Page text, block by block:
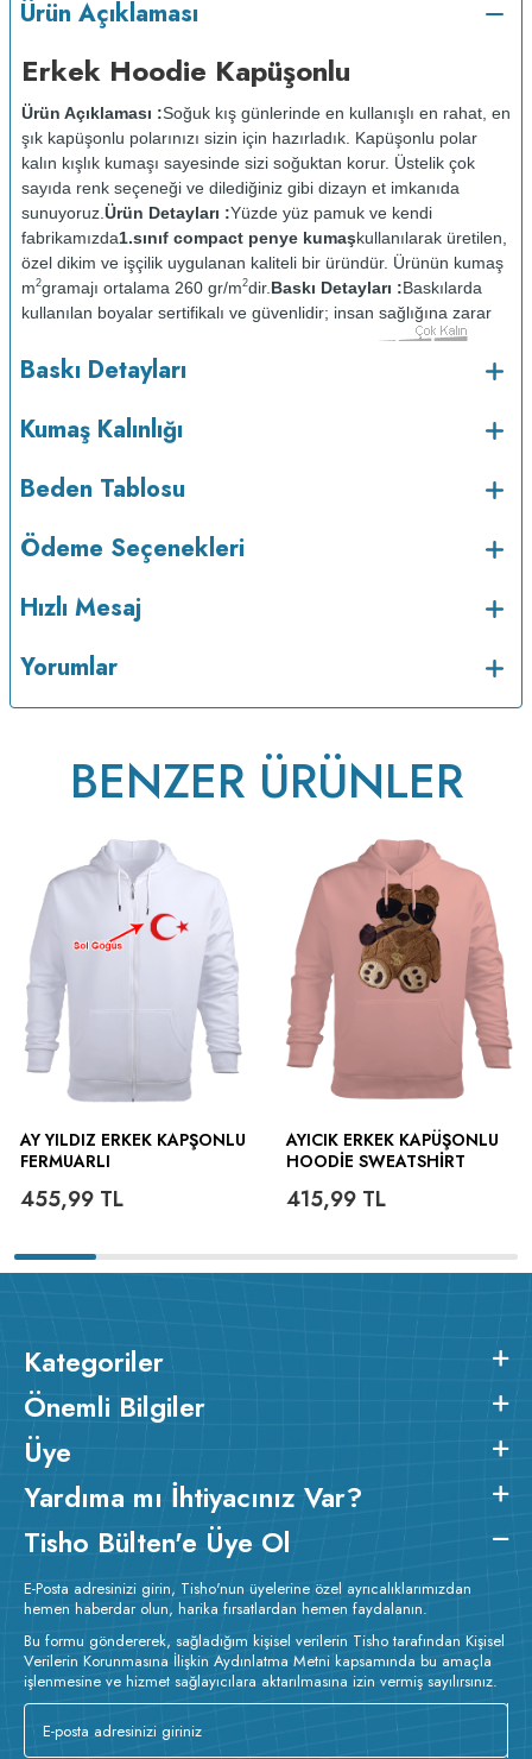
Ürün Açıklaması
Erkek Hoodie Kapüşonlu
Ürün Açıklaması :Soğuk kış günlerinde en kullanışlı en rahat, en
şık kapüşonlu polarınızı sizin için hazırladık. Kapüşonlu polar
kalın kışlık kumaşı sayesinde sizi soğuktan korur. Üstelik çok
sayıda renk seçeneği ve dilediğiniz gibi dizayn et imkanıda
sunuyoruz. Ürün Detayları :Yüzde yüz pamuk ve kendi
fabrikamızda1.sınıf compact penye kumaşkullanılarak üretilen,
özel dikim ve işçilik uygulanan kaliteli bir üründür. Ürünün kumaş
m2gramajı ortalama 260 gr/m2dir. Baskı Detayları :Baskılarda
kullanılan boyalar sertifikalı ve güvenlidir; insan sağlığına zarar
vermez.
Kumaş Kalınlığı :
Bakım : Kısa programda maksimum 30
kurutulmaz.Orta ısıda ve tersten ütülenir.
Baskı Detayları
Kumaş Kalınlığı
Beden Tablosu
Ödeme Seçenekleri
Hızlı Mesaj
Yorumlar
BENZER ÜRÜNLER
AY YILDIZ ERKEK KAPŞONLU
FERMUARLI
455,99 TL
AYICIK ERKEK KAPÜŞONLU
HOODIE SWEATSHIRT
415,99TL
Kategoriler
Önemli Bilgiler
Üye
Yardıma mı İhtiyacınız Var?
Tisho Bülten'e Üye Ol
E-Posta adresinizi girin, Tisho'nun üyelerine özel ayrıcalıklarımızdan
hemen haberdar olun, harika fırsatlardan hemen faydalanın.
Bu formu göndererek, sağladığım kişisel verilerin Tisho tarafından Kişisel
Verilerin Korunmasına İlişkin Aydınlatma Metni kapsamında bu amaçla
işlenmesine ve hizmet sağlayıcılara aktarılmasına izin vermiş sayılırsınız.